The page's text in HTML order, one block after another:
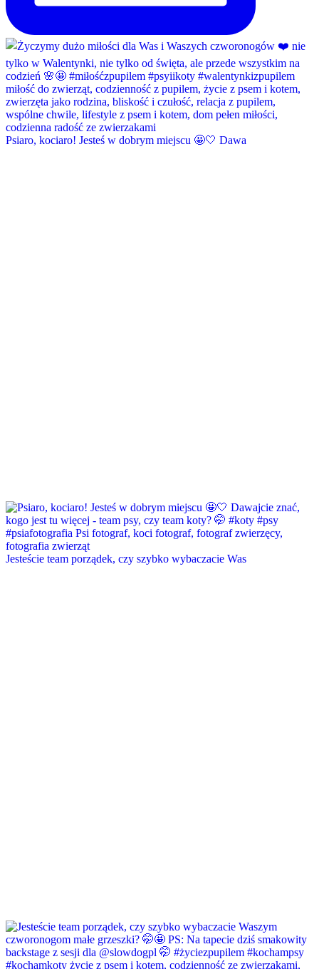
Psiaro, kociaro! Jesteś w dobrym miejscu 🤩🤍 Dawa
Jesteście team porządek, czy szybko wybaczacie Was